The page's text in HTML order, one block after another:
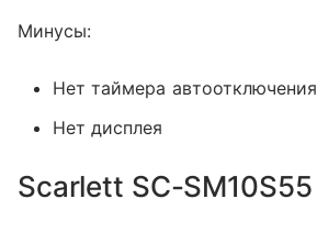
Минусы:
Нет таймера автоотключения
Нет дисплея
Scarlett SC-SM10S55